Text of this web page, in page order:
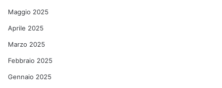
Maggio 2025
Aprile 2025
Marzo 2025
Febbraio 2025
Gennaio 2025